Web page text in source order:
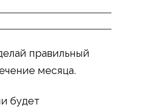
правильный
месяца.
будет